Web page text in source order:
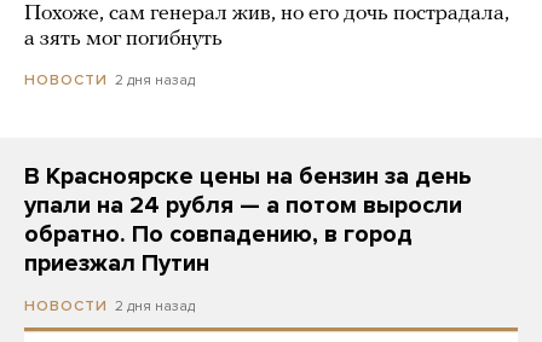
Похоже, сам генерал жив, но его дочь пострадала,
а зять мог погибнуть
НОВОСТИ 2 дня назад
В Красноярске цены на бензин за день
упали на 24 рубля — а потом выросли
обратно. По совпадению, в город
приезжал Путин
НОВОСТИ 2 дня назад